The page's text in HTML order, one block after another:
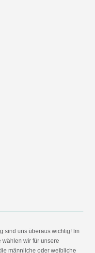
sind uns überaus wichtig! Im
wählen wir für unsere
männliche oder weibliche